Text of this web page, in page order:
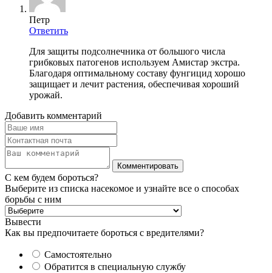
Петр
Ответить
Для защиты подсолнечника от большого числа
грибковых патогенов используем Амистар экстра.
Благодаря оптимальному составу фунгицид хорошо
защищает и лечит растения, обеспечивая хороший
урожай.
Добавить комментарий
С кем будем бороться?
Выберите из списка насекомое и узнайте все о способах
борьбы с ним
Вывести
Как вы предпочитаете бороться с вредителями?
Самостоятельно
Обратится в специальную службу